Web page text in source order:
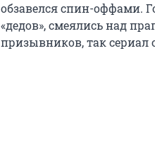
обзавелся спин-оффами.
«дедов», смеялись над
призывников, так сериал